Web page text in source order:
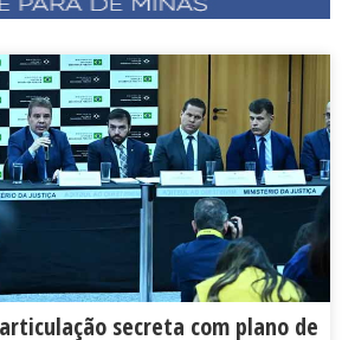
secreta com plano de